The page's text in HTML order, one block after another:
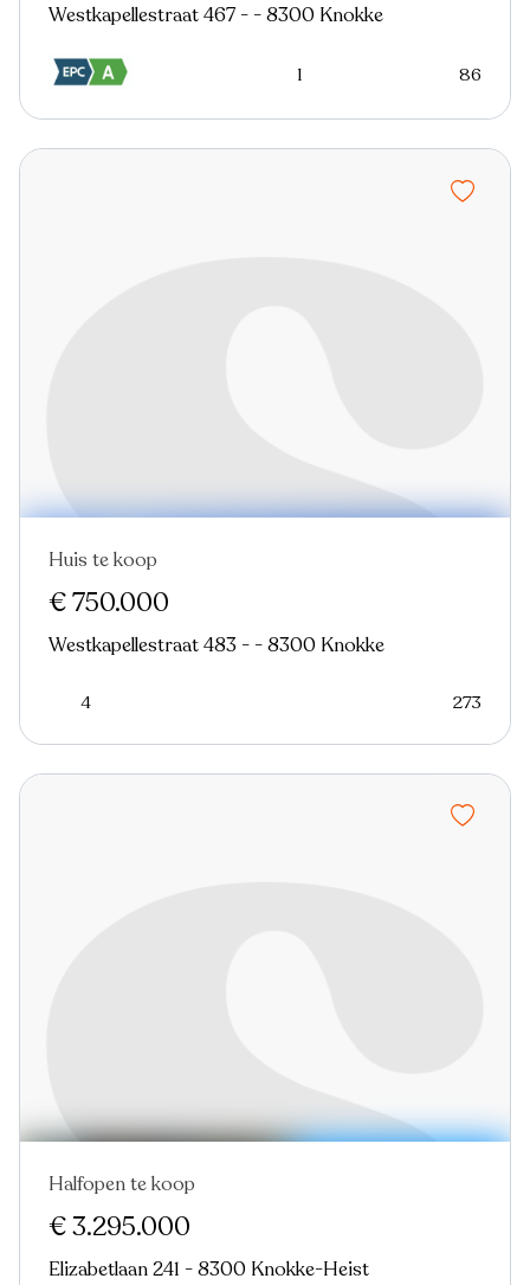
Westkapellestraat 467 - - 8300 Knokke
1 86
Verkocht
Huis te koop
€ 750.000
Westkapellestraat 483 - - 8300 Knokke
4 273
Nieuw Virtual tour
Halfopen te koop
€ 3.295.000
Elizabetlaan 241 - 8300 Knokke-Heist